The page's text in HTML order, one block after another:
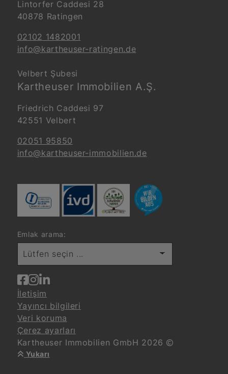
Lintorfer Caddesi 28
40878 Ratingen
02102 1482001
info@kartheuser-ratingen.de
Velbert Şubesi
Kartheuser Immobilien A.Ş.
Friedrich Caddesi 97
42551 Velbert
02051 95850
info@kartheuser-immobilien.de
Emlak arama:
Lütfen seçin ...
İletişim
Yayıncı bilgileri
Veri koruma
Çerez ayarları
Kartheuser Immobilien GmbH 2026
Yukarı